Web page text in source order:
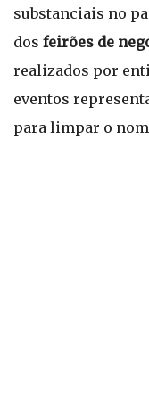
substanciais no
dos feirões de
realizados por
eventos
para limpar o